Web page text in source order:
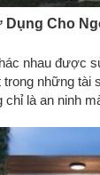
Cho
nhau được
những tài
chỉ là an ninh